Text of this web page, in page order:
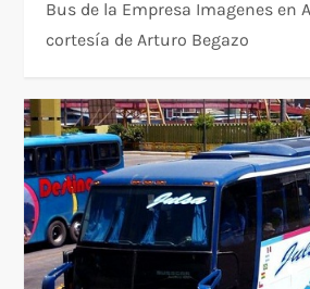
Bus de la Empresa Imagenes en
cortesía de Arturo Begazo